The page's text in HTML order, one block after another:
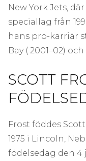
New York Jets,
speciallag från
hans pro-karriär
Bay ( 2001–02)
SCOTT
Frost föddes
1975 i Lincoln,
födelsedag den 4